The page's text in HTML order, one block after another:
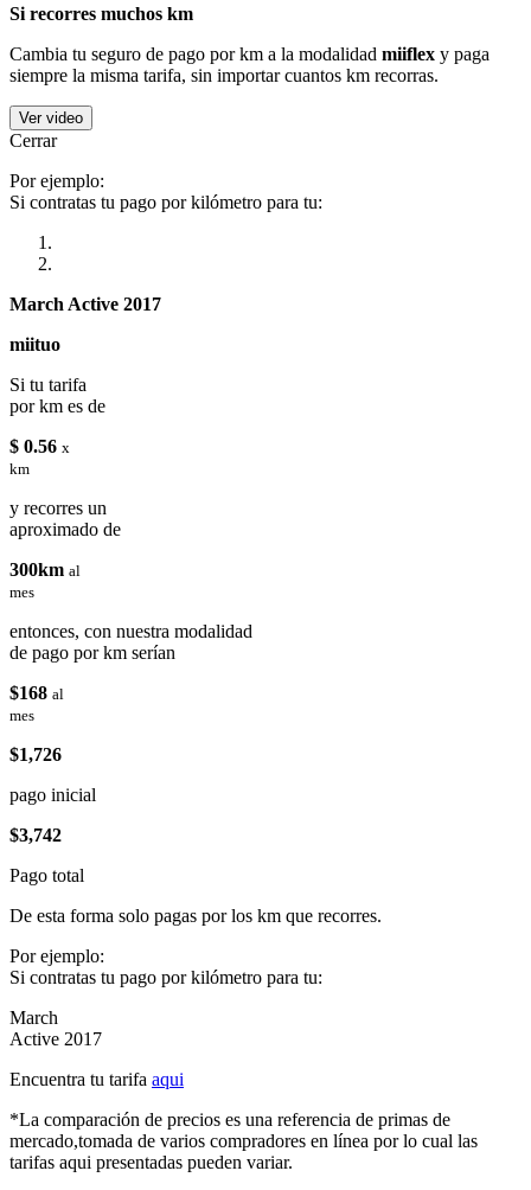
Si recorres muchos km
Cambia tu seguro de pago por km a la modalidad miiflex y paga
siempre la misma tarifa, sin importar cuantos km recorras.
Ver video
Cerrar
Por ejemplo:
Si contratas tu pago por kilómetro para tu:
March Active 2017
miituo
Si tu tarifa
por km es de
$ 0.56 x
km
y recorres un
aproximado de
300km al
mes
entonces, con nuestra modalidad
de pago por km serían
$168 al
mes
$1,726
pago inicial
$3,742
Pago total
De esta forma solo pagas por los km que recorres.
Por ejemplo:
Si contratas tu pago por kilómetro para tu:
March
Active 2017
Encuentra tu tarifa aqui
*La comparación de precios es una referencia de primas de
mercado,tomada de varios compradores en línea por lo cual las
tarifas aqui presentadas pueden variar.